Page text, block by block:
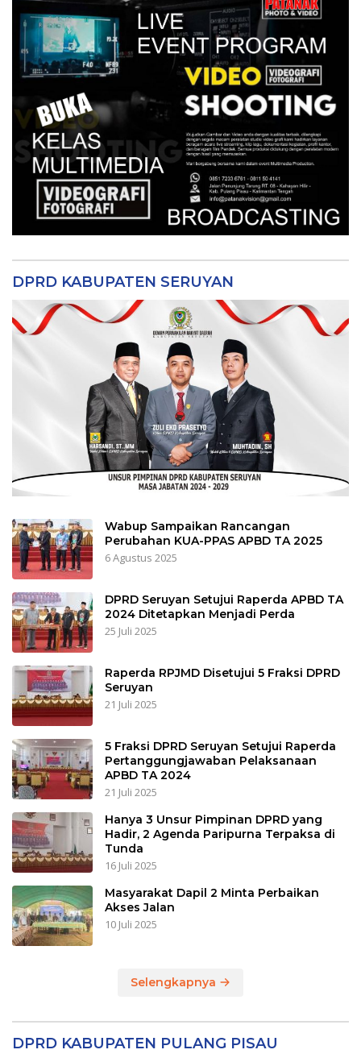
DPRD KABUPATEN SERUYAN
Wabup Sampaikan Rancangan
Perubahan KUA-PPAS APBD TA 2025
6 Agustus 2025
DPRD Seruyan Setujui Raperda APBD TA
2024 Ditetapkan Menjadi Perda
25 Juli 2025
Raperda RPJMD Disetujui 5 Fraksi DPRD
Seruyan
21 Juli 2025
5 Fraksi DPRD Seruyan Setujui Raperda
Pertanggungjawaban Pelaksanaan
APBD TA 2024
21 Juli 2025
Hanya 3 Unsur Pimpinan DPRD yang
Hadir, 2 Agenda Paripurna Terpaksa di
Tunda
16 Juli 2025
Masyarakat Dapil 2 Minta Perbaikan
Akses Jalan
10 Juli 2025
Selengkapnya
DPRD KABUPATEN PULANG PISAU